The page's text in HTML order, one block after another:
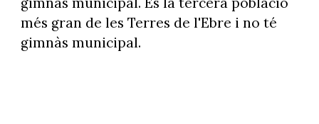
més gran de les Terres de l'Ebre i no té
gimnàs municipal.